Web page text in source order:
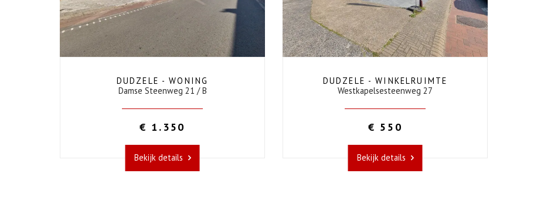
DUDZELE - WONING
Damse Steenweg 21 / B
€ 1.350
Bekijk details
DUDZELE - WINKELRUIMTE
Westkapelsesteenweg 27
€ 550
Bekijk details